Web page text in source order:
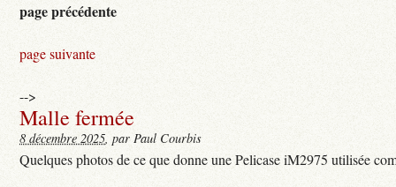
page précédente
page suivante
-->
Malle fermée
8 décembre 2025, par Paul Courbis
Quelques photos de ce que donne une Pelicase iM2975 utilisée